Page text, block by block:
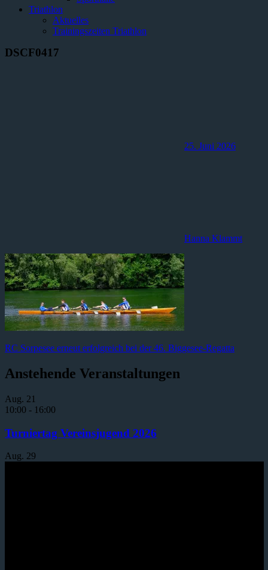
Triathlon
Aktuelles
Trainingszeiten Triathlon
DSCF0417
25. Juni 2026
Hanna Klammt
Beitragsnavigation
Vorheriger
RC Sorpesee erneut erfolgreich bei der 46. Biggesee-Regatta
Anstehende Veranstaltungen
Aug. 21
10:00 - 16:00
Turniertag Vereinsjugend 2026
Aug. 29